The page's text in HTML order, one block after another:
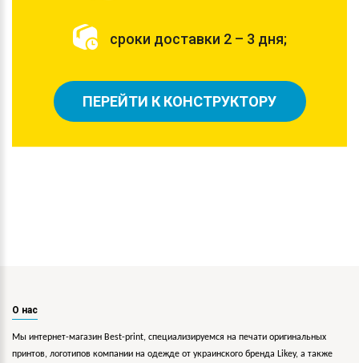
сроки доставки 2 – 3 дня;
ПЕРЕЙТИ К КОНСТРУКТОРУ
О нас
Мы интернет-магазин Best-print, специализируемся на печати оригинальных
принтов, логотипов компании на одежде от украинского бренда Likey, а также